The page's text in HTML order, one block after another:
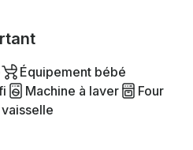
Équipement bébé
Machine à laver
Four